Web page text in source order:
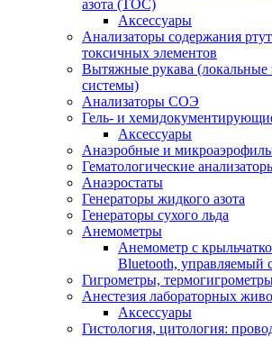
азота (ТОС)
Аксессуары
Анализаторы содержания
токсичных элементов
Вытяжные рукава
системы)
Анализаторы СОЭ
Гель- и
Аксессуары
Анаэробные и
Гематологические
Анаэростаты
Генераторы жидкого азота
Генераторы сухого льда
Анемометры
Анемометр с
Bluetooth, управляемый
Гигрометры,
Анестезия лабораторных
Аксессуары
Гистология, цитология: